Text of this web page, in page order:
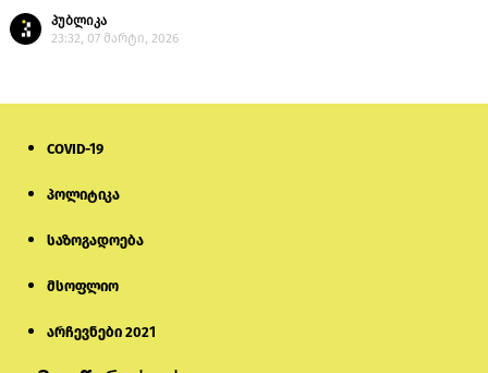
პუბლიკა
23:32, 07 მარტი, 2026
COVID-19
პოლიტიკა
საზოგადოება
მსოფლიო
არჩევნები 2021